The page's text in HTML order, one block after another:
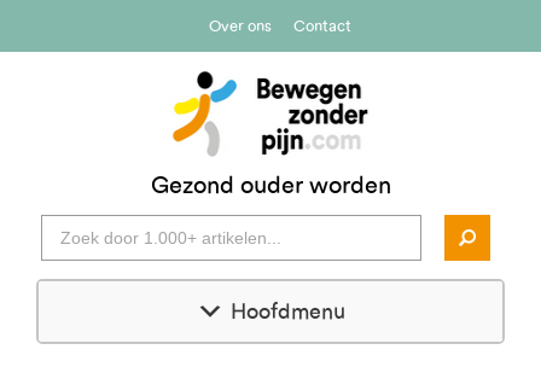
Over ons Contact
Gezond ouder worden
Hoofdmenu